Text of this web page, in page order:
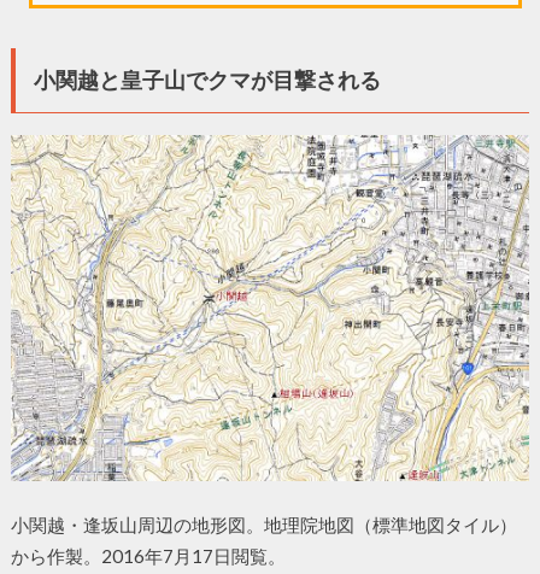
小関越と皇子山でクマが目撃される
小関越・逢坂山周辺の地形図。地理院地図（標準地図タイル）
から作製。2016年7月17日閲覧。